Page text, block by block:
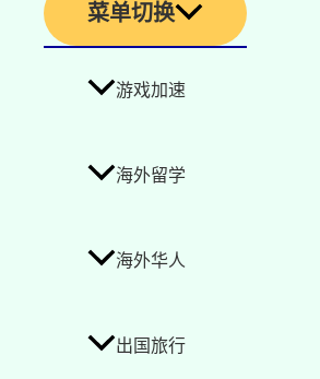
菜单切换
游戏加速
海外留学
海外华人
出国旅行